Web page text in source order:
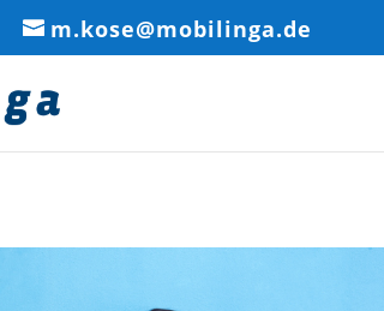
m.kose@mobilinga.de